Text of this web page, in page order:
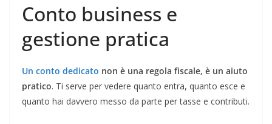
Conto business e
gestione pratica
Un conto dedicato non è una regola fiscale, è un aiuto
pratico. Ti serve per vedere quanto entra, quanto esce e
quanto hai davvero messo da parte per tasse e contributi.